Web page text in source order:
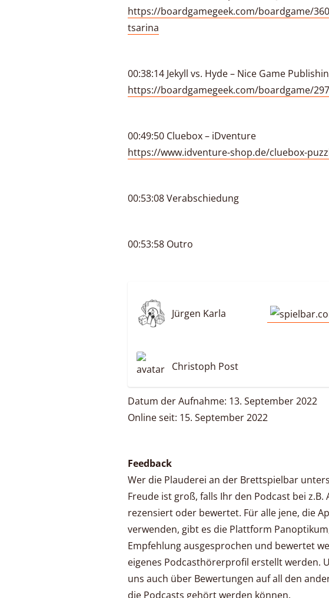
https://boardgamegeek.com/boardgame/
tsarina
00:38:14 Jekyll vs. Hyde – Nice Game
https://boardgamegeek.com/boardgame/
00:49:50 Cluebox – iDventure
https://www.idventure-shop.de/cluebox-
00:53:08 Verabschiedung
00:53:58 Outro
Jürgen Karla
Christoph Post
Datum der Aufnahme: 13. September 2022
Online seit: 15. September 2022
Feedback
Wer die Plauderei an der Brettspielbar
Freude ist groß, falls Ihr den Podcast bei z.B.
rezensiert oder bewertet. Für alle jene, die
verwenden, gibt es die Plattform
Empfehlung ausgesprochen und bewertet
eigenes Podcasthörerprofil erstellt werden.
uns auch über Bewertungen auf all den
die Podcasts gehört werden können.